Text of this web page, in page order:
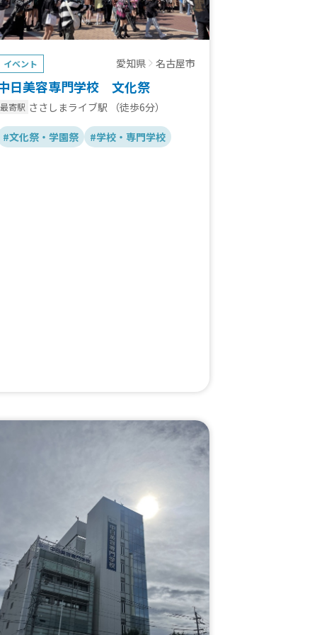
イベント 愛知県 名古屋市
日美容専門学校 文化祭
最寄駅 ささしまライブ駅 （徒歩6分）
#文化祭・学園祭 #学校・専門学校